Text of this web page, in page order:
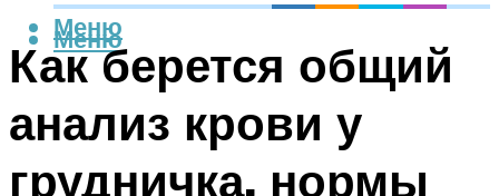
Меню
Меню
Как берется общий
анализ крови у
грудничка, нормы